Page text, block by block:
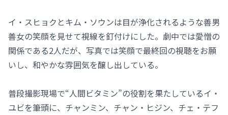
イ・スヒョクとキム・ソウンは目が浄化されるような善男
善女の笑顔を見せて視線を釘付けにした。劇中では愛憎の
関係である2人だが、写真では笑顔で最終回の視聴をお願
いし、和やかな雰囲気を醸し出している。
普段撮影現場で“人間ビタミン”の役割を果たしているイ・
ユビを筆頭に、チャンミン、チャン・ヒジン、チェ・テフ